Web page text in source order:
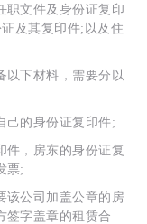
文件及身份证复印
及其复印件;以及住
下材料，需要分以
的身份证复印件;
，房东的身份证复
票;
公司加盖公章的房
签字盖章的租赁合